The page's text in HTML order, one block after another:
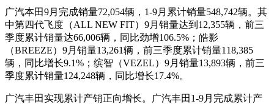
广汽本田9月完成销量72,054辆，1-9月累计销量548,742辆。其
中第四代飞度（ALL NEW FIT）9月销量达到12,355辆，前三
季度累计销量达66,006辆，同比劲增106.5%；皓影
（BREEZE）9月销量13,261辆，前三季度累计销量118,385
辆，同比增长9.1%；缤智（VEZEL）9月销量13,893辆，前三
季度累计销量124,248辆，同比增长17.4%。
广汽丰田实现累计产销正向增长。广汽丰田1-9月完成累计产